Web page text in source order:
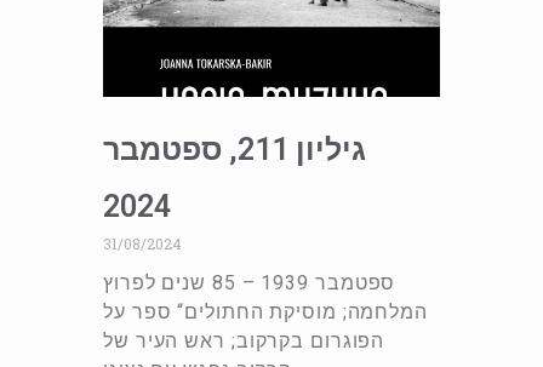
גיליון 211, ספטמבר
2024
31/08/2024
ספטמבר 1939 – 85 שנים לפרוץ
המלחמה; מוסיקת החתולים“ ספר על
הפוגרום בקרקוב; ראש העיר של